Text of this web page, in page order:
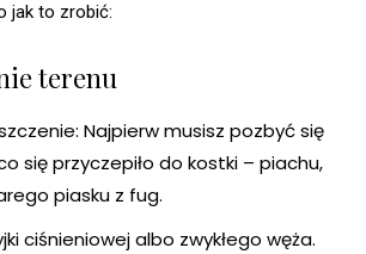
jak to zrobić:
terenu
Najpierw musisz pozbyć się
się przyczepiło do kostki – piachu,
piasku z fug.
ciśnieniowej albo zwykłego węża.